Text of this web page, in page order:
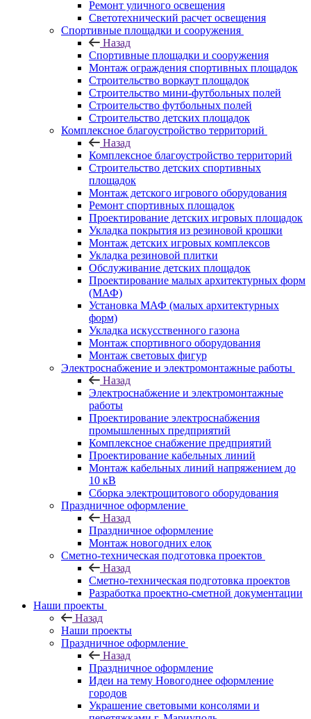
Ремонт уличного освещения
Светотехнический расчет освещения
Спортивные площадки и сооружения
Назад
Спортивные площадки и сооружения
Монтаж ограждения спортивных площадок
Строительство воркаут площадок
Строительство мини-футбольных полей
Строительство футбольных полей
Строительство детских площадок
Комплексное благоустройство территорий
Назад
Комплексное благоустройство территорий
Строительство детских спортивных
площадок
Монтаж детского игрового оборудования
Ремонт спортивных площадок
Проектирование детских игровых площадок
Укладка покрытия из резиновой крошки
Монтаж детских игровых комплексов
Укладка резиновой плитки
Обслуживание детских площадок
Проектирование малых архитектурных форм
(МАФ)
Установка МАФ (малых архитектурных
форм)
Укладка искусственного газона
Монтаж спортивного оборудования
Монтаж световых фигур
Электроснабжение и электромонтажные работы
Назад
Электроснабжение и электромонтажные
работы
Проектирование электроснабжения
промышленных предприятий
Комплексное снабжение предприятий
Проектирование кабельных линий
Монтаж кабельных линий напряжением до
10 кВ
Сборка электрощитового оборудования
Праздничное оформление
Назад
Праздничное оформление
Монтаж новогодних елок
Сметно-техническая подготовка проектов
Назад
Сметно-техническая подготовка проектов
Разработка проектно-сметной документации
Наши проекты
Назад
Наши проекты
Праздничное оформление
Назад
Праздничное оформление
Идеи на тему Новогоднее оформление
городов
Украшение световыми консолями и